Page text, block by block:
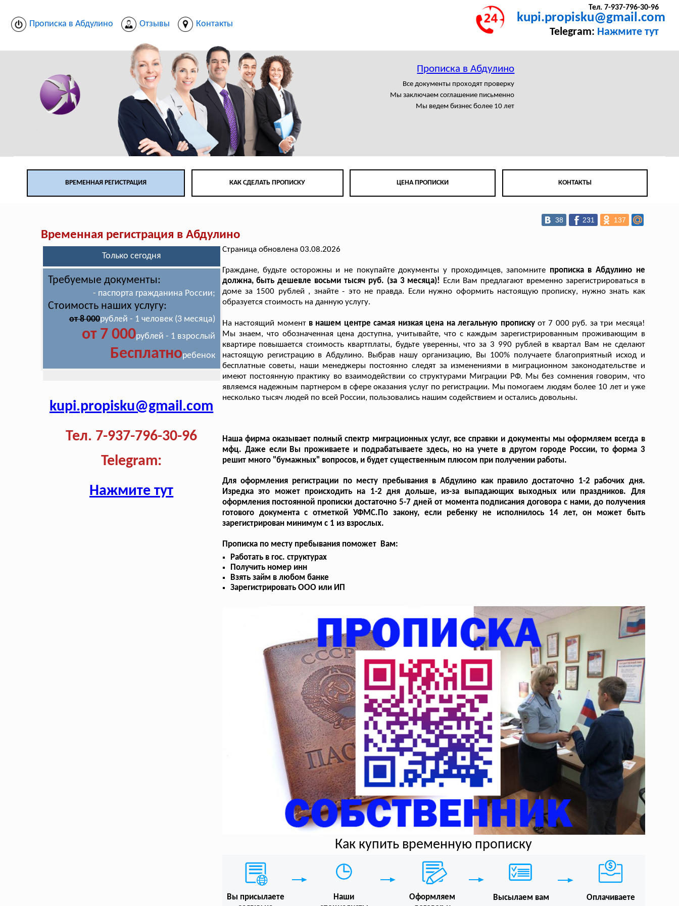
Прописка в Абдулино Отзывы Контакты
Тел. 7-937-796-30-96
kupi.propisku@gmail.com
Telegram: Нажмите тут
Прописка в Абдулино
Все документы проходят проверку
Мы заключаем соглашение письменно
Мы ведем бизнес более 10 лет
ВРЕМЕННАЯ РЕГИСТРАЦИЯ КАК СДЕЛАТЬ ПРОПИСКУ ЦЕНА ПРОПИСКИ КОНТАКТЫ
38 231 137
Временная регистрация в Абдулино
Только сегодня
Требуемые документы:
- паспорта гражданина России;
Стоимость наших услугу:
от 8 000рублей - 1 человек (3 месяца)
от 7 000рублей - 1 взрослый
Бесплатноребенок
kupi.propisku@gmail.com
Тел. 7-937-796-30-96
Telegram:
Нажмите тут
Страница обновлена 03.08.2026
Граждане, будьте осторожны и не покупайте документы у проходимцев, запомните прописка в Абдулино не
должна, быть дешевле восьми тысяч руб. (за 3 месяца)! Если Вам предлагают временно зарегистрироваться в
доме за 1500 рублей , знайте - это не правда. Если нужно оформить настоящую прописку, нужно знать как
образуется стоимость на данную услугу.
На настоящий моментв нашем центре самая низкая цена на легальную прописку от 7 000 руб. за три месяца!
Мы знаем, что обозначенная цена доступна, учитывайте, что с каждым зарегистрированным проживающим в
квартире повышается стоимость квартплаты, будьте уверенны, что за 3 990 рублей в квартал Вам не сделают
настоящую регистрацию в Абдулино. Выбрав нашу организацию, Вы 100% получаете благоприятный исход и
бесплатные советы, наши менеджеры постоянно следят за изменениями в миграционном законодательстве и
имеют постоянную практику во взаимодействии со структурами Миграции РФ. Мы без сомнения говорим, что
являемся надежным партнером в сфере оказания услуг по регистрации. Мы помогаем людям более 10 лет и уже
несколько тысяч людей по всей России, пользовались нашим содействием и остались довольны.
Наша фирма оказывает полный спектр миграционных услуг, все справки и документы мы оформляем всегда в
мфц. Даже если Вы проживаете и подрабатываете здесь, но на учете в другом городе России, то форма 3
решит много "бумажных" вопросов, и будет существенным плюсом при получении работы.
Для оформления регистрации по месту пребывания в Абдулино как правило достаточно 1-2 рабочих дня.
Изредка это может происходить на 1-2 дня дольше, из-за выпадающих выходных или праздников. Для
оформления постоянной прописки достаточно 5-7 дней от момента подписания договора с нами, до получения
готового документа с отметкой УФМС.По закону, если ребенку не исполнилось 14 лет, он может быть
зарегистрирован минимум с 1 из взрослых.
Прописка по месту пребывания поможет Вам:
Работать в гос. структурах
Получить номер инн
Взять займ в любом банке
Зарегистрировать ООО или ИП
Как купить временную прописку
Вы присылаете
Наши
Оформляем
Высылаем вам
Оплачиваете